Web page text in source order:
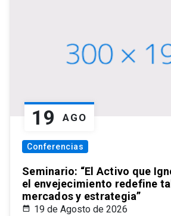
19 AGO
Conferencias
Seminario: “El Activo que
el envejecimiento redefine
mercados y estrategia”
19 de Agosto de 2026